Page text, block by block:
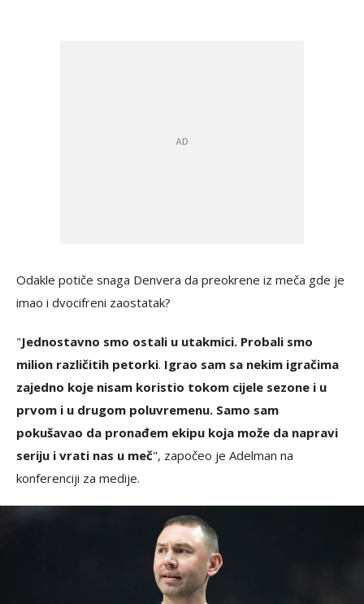
Odakle potiče snaga Denvera da preokrene iz meča gde je
imao i dvocifreni zaostatak?
"Jednostavno smo ostali u utakmici. Probali smo
milion različitih petorki. Igrao sam sa nekim igračima
zajedno koje nisam koristio tokom cijele sezone i u
prvom i u drugom poluvremenu. Samo sam
pokušavao da pronađem ekipu koja može da napravi
seriju i vrati nas u meč", započeo je Adelman na
konferenciji za medije.